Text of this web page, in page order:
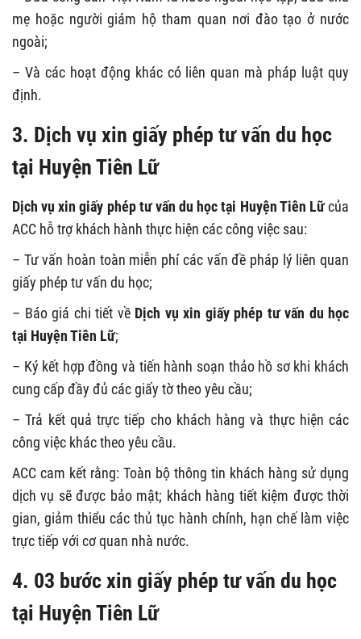
mẹ hoặc người giám hộ tham quan nơi đào tạo ở nước
ngoài;
– Và các hoạt động khác có liên quan mà pháp luật quy
định.
3. Dịch vụ xin giấy phép tư vấn du học
tại Huyện Tiên Lữ
Dịch vụ xin giấy phép tư vấn du học tại Huyện Tiên Lữcủa
ACC hỗ trợ khách hành thực hiện các công việc sau:
– Tư vấn hoàn toàn miễn phí các vấn đề pháp lý liên quan
giấy phép tư vấn du học;
– Báo giá chi tiết về Dịch vụ xin giấy phép tư vấn du học
tại Huyện Tiên Lữ;
– Ký kết hợp đồng và tiến hành soạn thảo hồ sơ khi khách
cung cấp đầy đủ các giấy tờ theo yêu cầu;
– Trả kết quả trực tiếp cho khách hàng và thực hiện các
công việc khác theo yêu cầu.
ACC cam kết rằng: Toàn bộ thông tin khách hàng sử dụng
dịch vụ sẽ được bảo mật; khách hàng tiết kiệm được thời
gian, giảm thiểu các thủ tục hành chính, hạn chế làm việc
trực tiếp với cơ quan nhà nước.
4. 03 bước xin giấy phép tư vấn du học
tại Huyện Tiên Lữ